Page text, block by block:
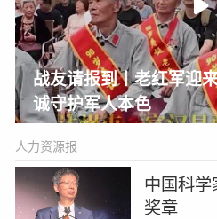
战友请报到丨老红军迎
诚守护军人本色
人力资源报
中国科学
奖章